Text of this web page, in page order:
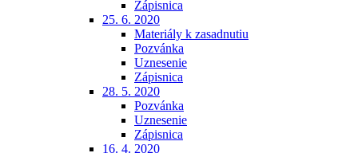
Zápisnica
25. 6. 2020
Materiály k zasadnutiu
Pozvánka
Uznesenie
Zápisnica
28. 5. 2020
Pozvánka
Uznesenie
Zápisnica
16. 4. 2020